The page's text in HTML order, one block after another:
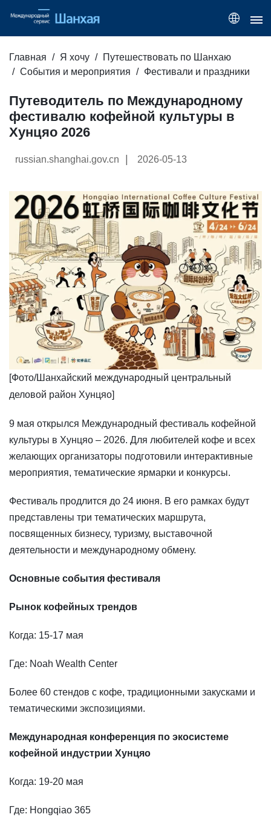
Главная Я хочу
Путешествовать по Шанхаю
События и мероприятия
Фестивали и праздники
Путеводитель по Международному
фестивалю кофейной культуры в
Хунцяо 2026
russian.shanghai.gov.cn 2026-05-13
​[Фото/Шанхайский международный центральный
деловой район Хунцяо]
​9 мая открылся Международный фестиваль кофейной
культуры в Хунцяо – 2026. Для любителей кофе и всех
желающих организаторы подготовили интерактивные
мероприятия, тематические ярмарки и конкурсы.
Фестиваль продлится до 24 июня. В его рамках будут
представлены три тематических маршрута,
посвященных бизнесу, туризму, выставочной
деятельности и международному обмену.
Основные события фестиваля
Рынок кофейных трендов
Когда: 15-17 мая
Где: Noah Wealth Center
Более 60 стендов с кофе, традиционными закусками и
тематическими экспозициями.
Международная конференция по экосистеме
кофейной индустрии Хунцяо
Когда: 19-20 мая
Где: Hongqiao 365